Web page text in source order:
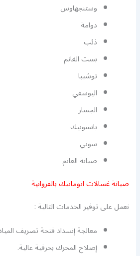
وستنجهاوس
دوامة
ذئب
بست الغانم
توشيبا
اليوسفي
الجسار
بانسونيك
سوني
صيانة الغانم
صيانة غسالات اتوماتيك بالفروانية
نعمل على توفير الخدمات التالية :
معالجة إنسداد فتحة تصريف
إصلاح المحرك بحرفية عالية.